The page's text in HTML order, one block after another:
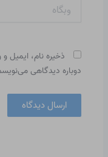
ذخیره نام، ایمیل
دوباره دیدگاهی